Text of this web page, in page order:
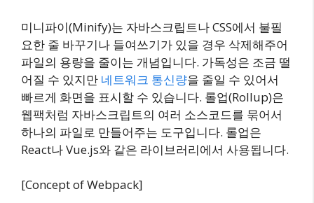
미니파이(Minify)는 자바스크립트나 CSS에서 불필
요한 줄 바꾸기나 들여쓰기가 있을 경우 삭제해주어
파일의 용량을 줄이는 개념입니다. 가독성은 조금 떨
어질 수 있지만 네트워크 통신량을 줄일 수 있어서
빠르게 화면을 표시할 수 있습니다. 롤업(Rollup)은
웹팩처럼 자바스크립트의 여러 소스코드를 묶어서
하나의 파일로 만들어주는 도구입니다. 롤업은
React나 Vue.js와 같은 라이브러리에서 사용됩니다.
[Concept of Webpack]